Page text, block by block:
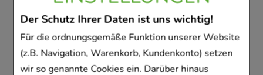
Der Schutz Ihrer Daten ist uns wichtig!
Für die ordnungsgemäße Funktion unserer Website
(z.B. Navigation, Warenkorb, Kundenkonto) setzen
wir so genannte Cookies ein. Darüber hinaus
Junghans Medical GmbH
2 StHandschuhe
03163895
Dieses Produkt ist zur Zeit nicht verfügbar